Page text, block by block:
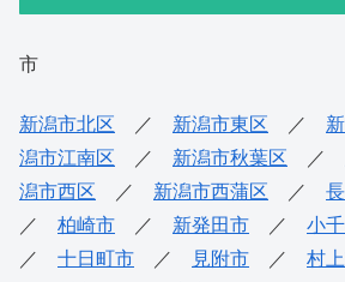
市
新潟市北区 ／ 新潟市東区 ／
潟市江南区
／ 新潟市秋葉区 ／
潟市西区
／ 新潟市西蒲区 ／
／ 柏崎市 ／ 新発田市 ／ 小
／ 十日町市 ／ 見附市 ／ 村